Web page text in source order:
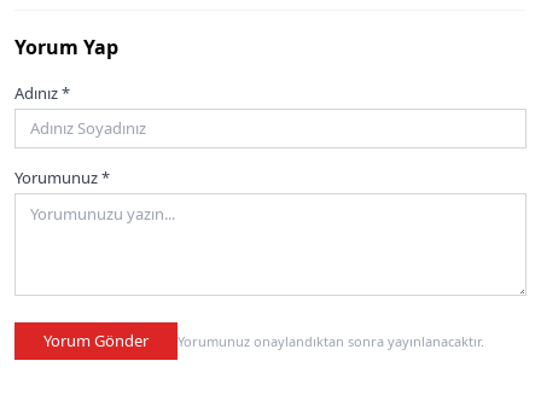
Yorum Yap
Adınız *
Yorumunuz *
Yorum Gönder Yorumunuz onaylandıktan sonra yayınlanacaktır.